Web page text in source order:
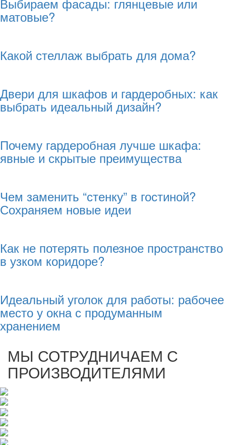
матовые?
Какой стеллаж выбрать для дома?
Двери для шкафов и гардеробных: как
выбрать идеальный дизайн?
Почему гардеробная лучше шкафа:
явные и скрытые преимущества
Чем заменить “стенку” в гостиной?
Сохраняем новые идеи
Как не потерять полезное пространство
в узком коридоре?
Идеальный уголок для работы: рабочее
место у окна с продуманным
хранением
МЫ СОТРУДНИЧАЕМ С
ПРОИЗВОДИТЕЛЯМИ